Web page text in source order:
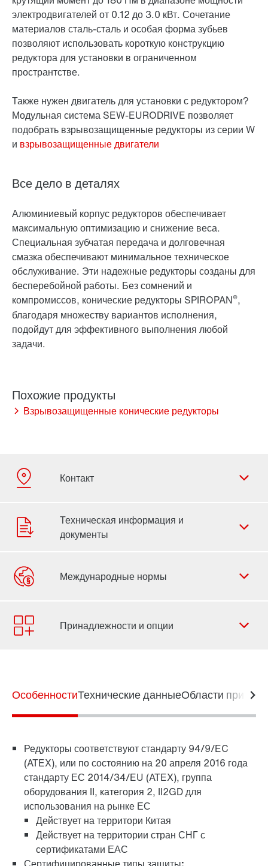
электродвигателей от 0.12 до 3.0 кВт. Сочетание
материалов сталь-сталь и особая форма зубьев
позволяют использовать короткую конструкцию
редуктора для установки в ограниченном
пространтстве.
Также нужен двигатель для установки с редуктором?
Модульная система SEW-EURODRIVE позволяет
подобрать взрывозащищенные редукторы из серии W
и взрывозащищенные двигатели
Все дело в деталях
Алюминиевый корпус редукторов обеспечивает
максимальную оптимизацию и снижение веса.
Специальная зубчатая передача и долговечная
смазка обеспечивают минимальное техническое
обслуживание. Эти надежные редукторы созданы для
бесперебойной работы. Без сомнений и
компромиссов, конические редукторы SPIROPAN®,
благодаря множеству вариантов исполнения,
подойдут для эффективного выполнения любой
задачи.
Взрывозащищенные конические редукторы
Форма обратной связи
Филиалы
Система крепления TorqLOC® с полым валом
ОсобенностиТехнические данныеОбласти
Редукторы соответствуют стандарту 94/9/EC
(ATEX), или по состоянию на 20 апреля 2016 года
стандарту ЕС 2014/34/EU (ATEX), группа
оборудования II, категория 2, II2GD для
использования на рынке ЕС
Действует на территори Китая
Действует на территории стран СНГ с
сертификатами ЕАС